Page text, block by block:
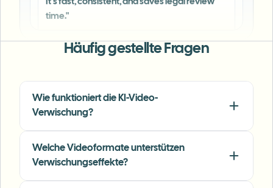
MC
Marketing Director
my vlogs."
SJ
Sarah Johnson
"Perfect for short-form content — selective
Häufig gestellte Fragen
Wie funktioniert die KI-Video-
Verwischung?
Welche Videoformate unterstützen
Verwischungseffekte?